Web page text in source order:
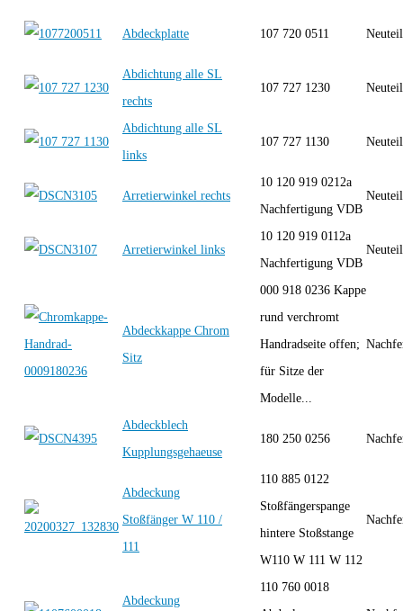
Abdeckplatte 107 720 0511
Abdichtung alle SL
rechts
107 727 1230
Abdichtung alle SL
links
107 727 1130
Arretierwinkel rechts
10 120 919 0212a
Nachfertigung VDB
Arretierwinkel links
10 120 919 0112a
Nachfertigung VDB
Abdeckkappe Chrom
Sitz
000 918 0236 Kappe
rund verchromt
Handradseite offen;
für Sitze der
Modelle...
Abdeckblech
Kupplungsgehaeuse
180 250 0256
Abdeckung
Stoßfänger W 110 /
111
110 885 0122
Stoßfängerspange
hintere Stoßstange
W110 W 111 W 112
Abdeckung
110 760 0018